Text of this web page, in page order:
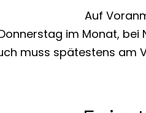
Auf
im Monat, bei
muss spätestens am